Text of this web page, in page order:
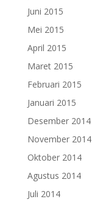
Juni 2015
Mei 2015
April 2015
Maret 2015
Februari 2015
Januari 2015
Desember 2014
November 2014
Oktober 2014
Agustus 2014
Juli 2014